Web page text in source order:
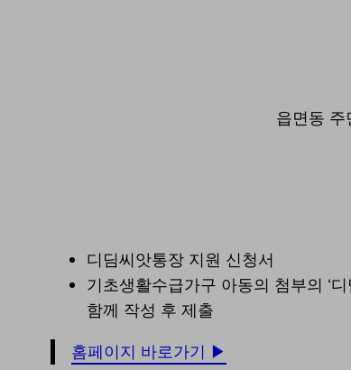
읍면동
디딤씨앗통장 지원 신청서
기초생활수급가구 아동의 첨부의 ‘
함께 작성 후 제출
홈페이지 바로가기 ▶